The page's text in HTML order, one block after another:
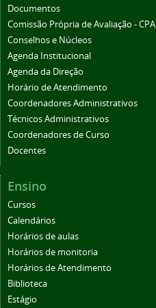
Documentos
Comissão Própria de Avaliação - CPA
Conselhos e Núcleos
Agenda Institucional
Agenda da Direção
Horário de Atendimento
Coordenadores Administrativos
Técnicos Administrativos
Coordenadores de Curso
Docentes
Ensino
Cursos
Calendários
Horários de aulas
Horários de monitoria
Horários de Atendimento
Biblioteca
Estágio